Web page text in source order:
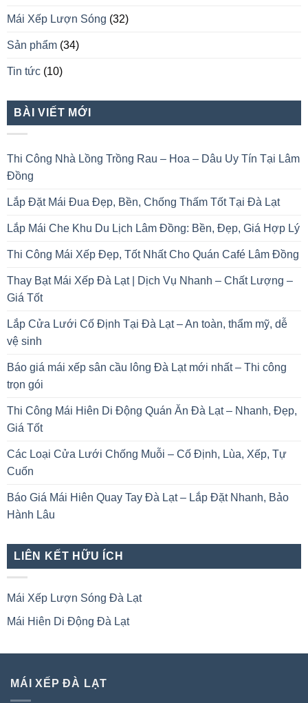
Mái Xếp Lượn Sóng (32)
Sản phẩm (34)
Tin tức (10)
BÀI VIẾT MỚI
Thi Công Nhà Lồng Trồng Rau – Hoa – Dâu Uy Tín Tại Lâm
Đồng
Lắp Đặt Mái Đua Đẹp, Bền, Chống Thấm Tốt Tại Đà Lạt
Lắp Mái Che Khu Du Lịch Lâm Đồng: Bền, Đẹp, Giá Hợp Lý
Thi Công Mái Xếp Đẹp, Tốt Nhất Cho Quán Café Lâm Đồng
Thay Bạt Mái Xếp Đà Lạt | Dịch Vụ Nhanh – Chất Lượng –
Giá Tốt
Lắp Cửa Lưới Cố Định Tại Đà Lạt – An toàn, thẩm mỹ, dễ
vệ sinh
Báo giá mái xếp sân cầu lông Đà Lạt mới nhất – Thi công
trọn gói
Thi Công Mái Hiên Di Động Quán Ăn Đà Lạt – Nhanh, Đẹp,
Giá Tốt
Các Loại Cửa Lưới Chống Muỗi – Cố Định, Lùa, Xếp, Tự
Cuốn
Báo Giá Mái Hiên Quay Tay Đà Lạt – Lắp Đặt Nhanh, Bảo
Hành Lâu
LIÊN KẾT HỮU ÍCH
Mái Xếp Lượn Sóng Đà Lạt
Mái Hiên Di Động Đà Lạt
MÁI XẾP ĐÀ LẠT